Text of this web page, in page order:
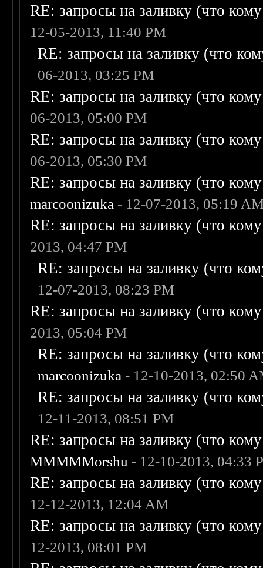
RE: запросы на заливку (что
12-05-2013, 11:40 PM
RE: запросы на заливку (что
06-2013, 03:25 PM
RE: запросы на заливку (что
06-2013, 05:00 PM
RE: запросы на заливку (что
06-2013, 05:30 PM
RE: запросы на заливку (что
marcoonizuka - 12-07-2013, 05:19
RE: запросы на заливку (что
2013, 04:47 PM
RE: запросы на заливку (что
12-07-2013, 08:23 PM
RE: запросы на заливку (что
2013, 05:04 PM
RE: запросы на заливку (что
marcoonizuka - 12-10-2013, 02:50
RE: запросы на заливку (что
12-11-2013, 08:51 PM
RE: запросы на заливку (что
MMMMMorshu - 12-10-2013, 04:33
RE: запросы на заливку (что
12-12-2013, 12:04 AM
RE: запросы на заливку (что
12-2013, 08:01 PM